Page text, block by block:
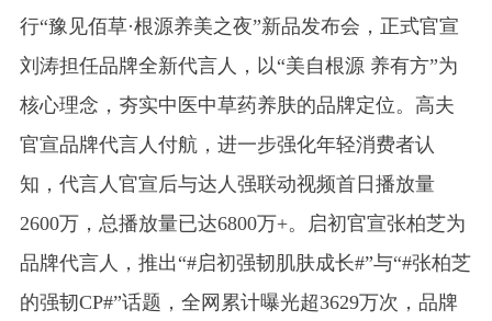
行“豫见佰草·根源养美之夜”新品发布会，正式官宣
刘涛担任品牌全新代言人，以“美自根源 养有方”为
核心理念，夯实中医中草药养肤的品牌定位。高夫
官宣品牌代言人付航，进一步强化年轻消费者认
知，代言人官宣后与达人强联动视频首日播放量
2600万，总播放量已达6800万+。启初官宣张柏芝为
品牌代言人，推出“#启初强韧肌肤成长#”与“#张柏芝
的强韧CP#”话题，全网累计曝光超3629万次，品牌